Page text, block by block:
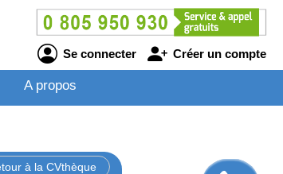
Se connecter Créer un compte
A propos
à la CVthèque